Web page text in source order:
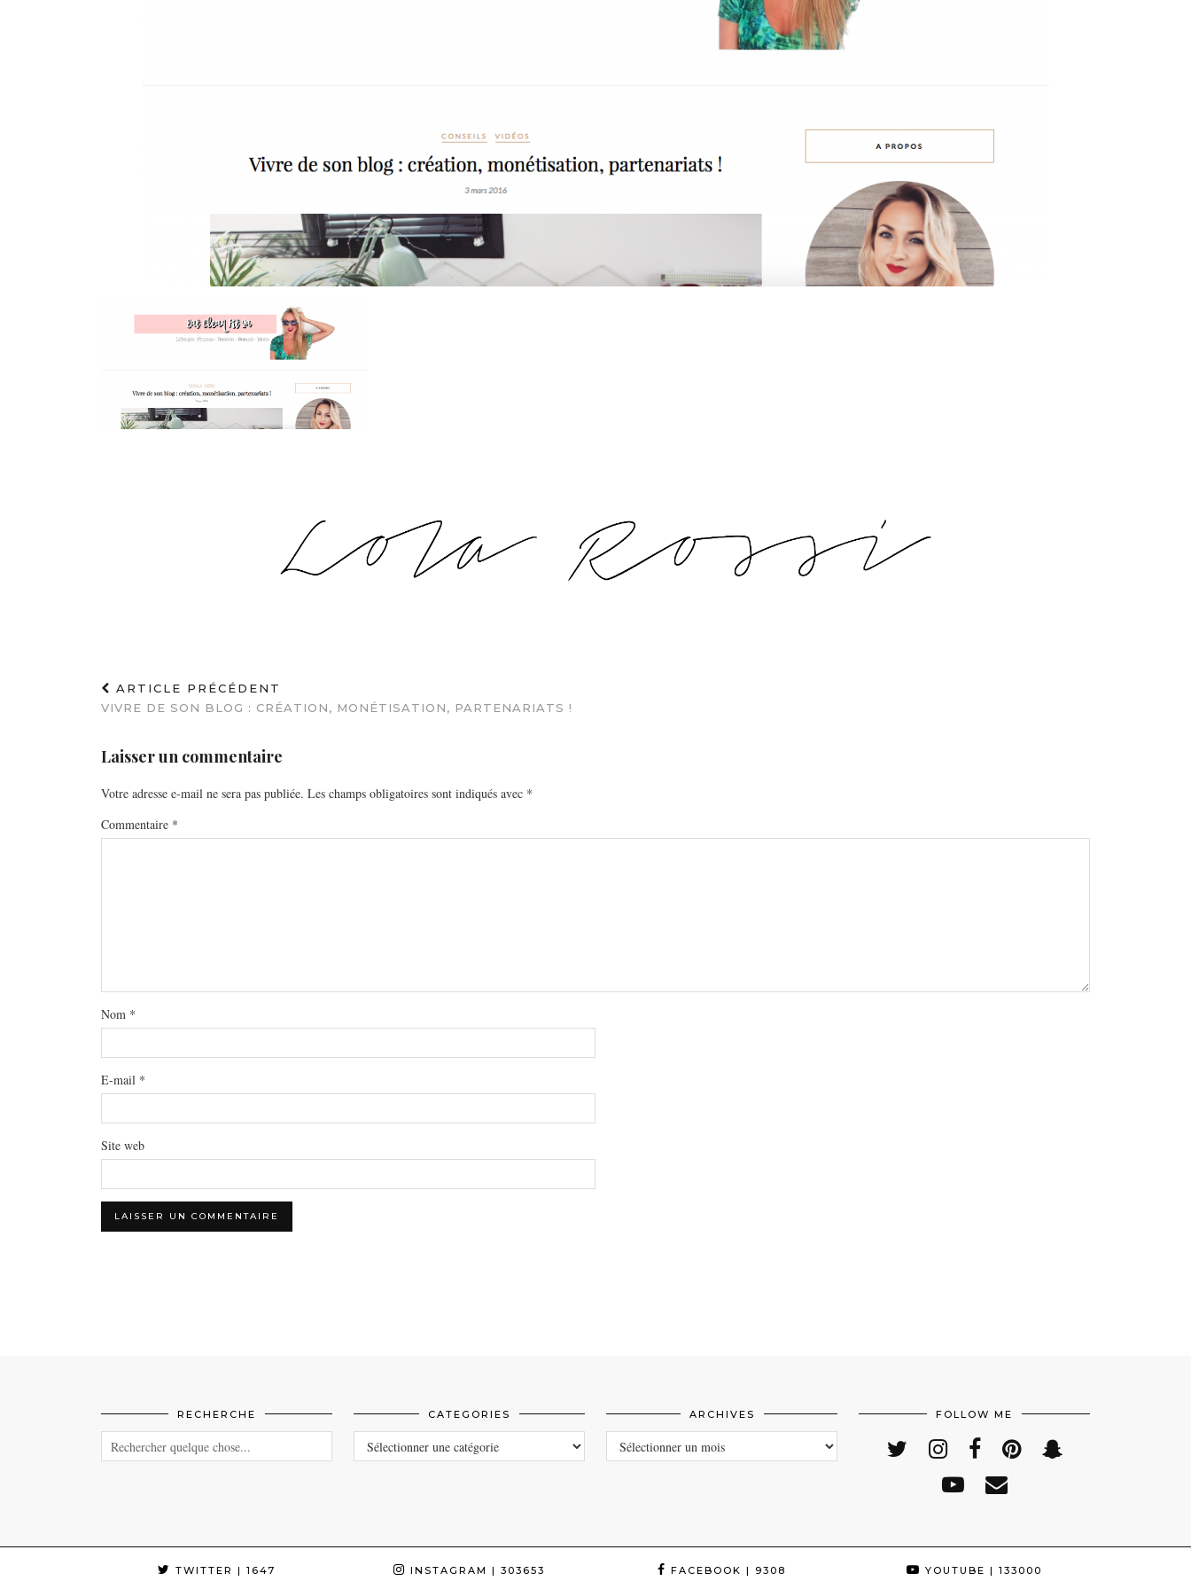
ARTICLE PRÉCÉDENT
VIVRE DE SON BLOG : CRÉATION, MONÉTISATION, PARTENARIATS !
Laisser un commentaire
Votre adresse e-mail ne sera pas publiée. Les champs obligatoires sont indiqués avec *
Commentaire *
Nom *
E-mail *
Site web
RECHERCHE CATEGORIES
CATEGORIES
ARCHIVES
ARCHIVES
FOLLOW ME
TWITTER | 1647 INSTAGRAM | 303653 FACEBOOK | 9308 YOUTUBE | 133000